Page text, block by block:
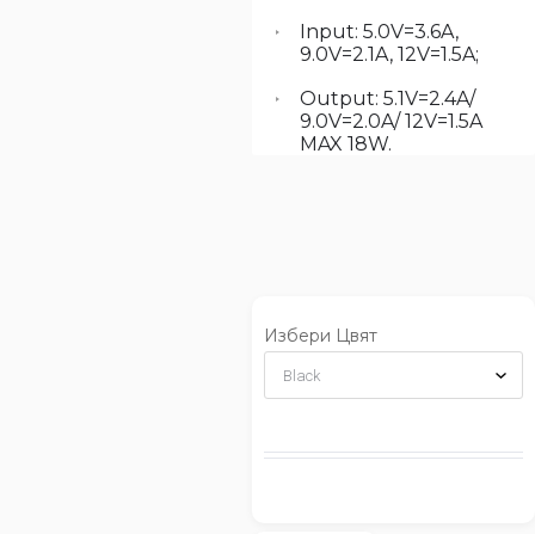
Input: 5.0V=3.6A,
9.0V=2.1A, 12V=1.5A;
Output: 5.1V=2.4A/
9.0V=2.0A/ 12V=1.5A
MAX 18W.
Избери Цвят